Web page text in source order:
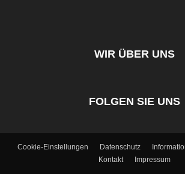
WIR ÜBER UNS
FOLGEN SIE UNS
Cookie-Einstellungen Datenschutz
Kontakt
Impressum